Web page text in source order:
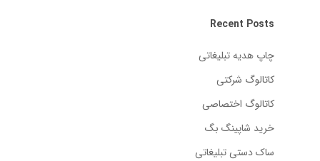
Recent Posts
چاپ هدیه تبلیغاتی
کاتالوگ شرکتی
کاتالوگ اختصاصی
خرید شاپینگ بگ
ساک دستی تبلیغاتی